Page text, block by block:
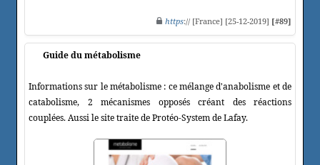
https:// [France] [25-12-2019] [#89]
Guide du métabolisme
Informations sur le métabolisme : ce mélange d'anabolisme et de
catabolisme, 2 mécanismes opposés créant des réactions
couplées. Aussi le site traite de Protéo-System de Lafay.